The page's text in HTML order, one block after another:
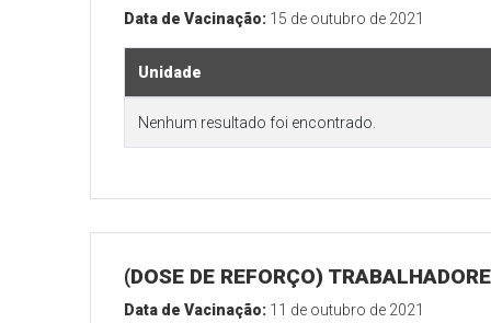
Data de Vacinação: 15 de outubro de 2021
Unidade
Nenhum resultado foi encontrado.
(DOSE DE REFORÇO)
Data de Vacinação: 11 de outubro de 2021